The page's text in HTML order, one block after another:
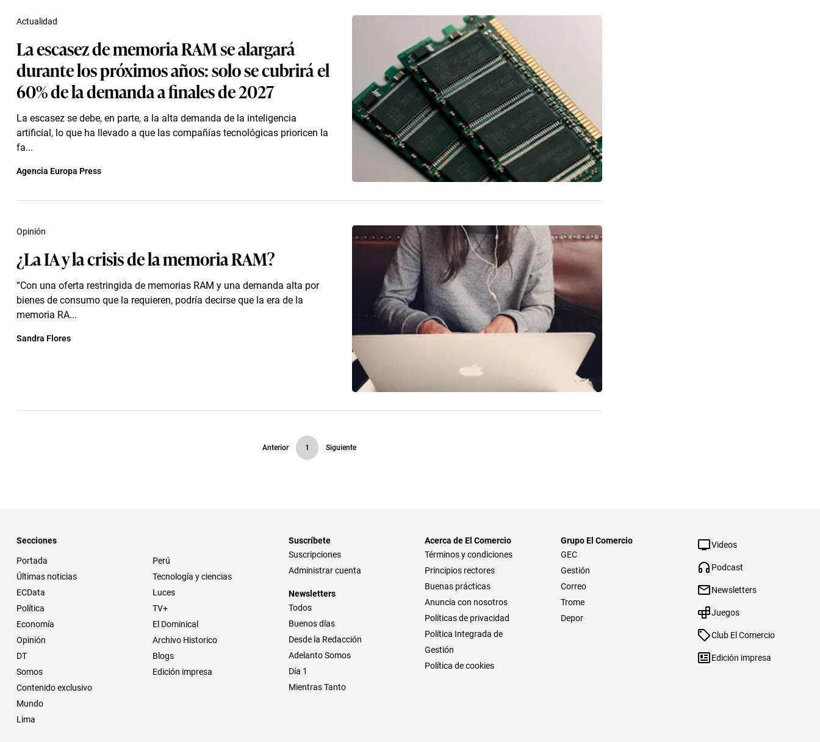
La escasez de memoria RAM se alargará
durante los próximos años: solo se cubrirá el
60% de la demanda a finales de 2027
La escasez se debe, en parte, a la alta demanda de la inteligencia
artificial, lo que ha llevado a que las compañías tecnológicas prioricen la
fa...
Actualidad
Agencia Europa Press
¿La IA y la crisis de la memoria RAM?
“Con una oferta restringida de memorias RAM y una demanda alta por
bienes de consumo que la requieren, podría decirse que la era de la
memoria RA...
Opinión
Sandra Flores
Anterior 1 Siguiente
Secciones
Portada
Últimas noticias
ECData
Política
Economía
Opinión
DT
Somos
Contenido exclusivo
Mundo
Lima
Perú
Tecnología y ciencias
Luces
TV+
El Dominical
Archivo Historico
Blogs
Edición impresa
Suscríbete
Suscripciones
Administrar cuenta
Newsletters
Todos
Buenos días
Desde la Redacción
Adelanto Somos
Día 1
Mientras Tanto
Acerca de El Comercio
Términos y condiciones
Principios rectores
Buenas prácticas
Anuncia con nosotros
Políticas de privacidad
Política Integrada de
Gestión
Política de cookies
Grupo El Comercio
GEC
Gestión
Correo
Trome
Depor
Videos
Podcast
Newsletters
Juegos
Club El Comercio
Edición impresa